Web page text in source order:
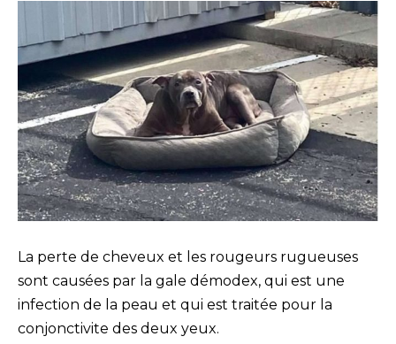
La perte de cheveux et les rougeurs rugueuses
sont causées par la gale démodex, qui est une
infection de la peau et qui est traitée pour la
conjonctivite des deux yeux.